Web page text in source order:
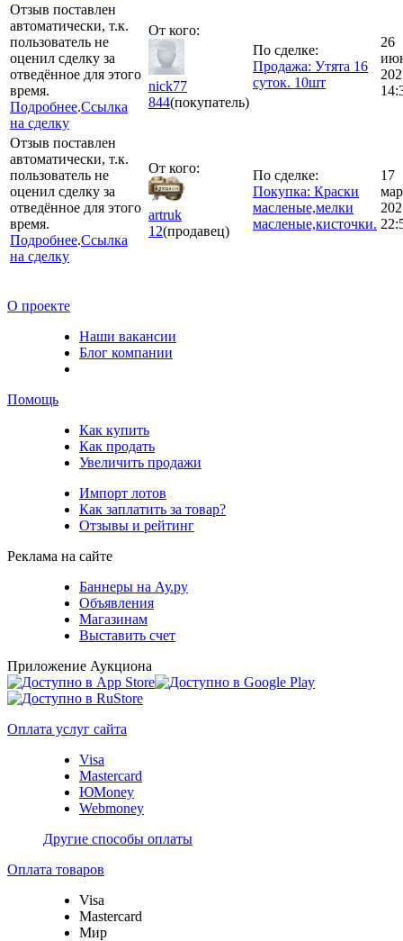
Отзыв поставлен
автоматически, т.к.
пользователь не
оценил сделку за
отведённое для этого
время.
Подробнее.Ссылка
на сделку
От кого:
nick77
844(покупатель)
По сделке:
Продажа: Утята 16
суток. 10шт
26
Отзыв поставлен
автоматически, т.к.
пользователь не
оценил сделку за
отведённое для этого
время.
Подробнее.Ссылка
на сделку
От кого:
artruk
12(продавец)
По сделке:
Покупка: Краски
масленые,мелки
масленые,кисточки.
17
О проекте
Наши вакансии
Блог компании
Помощь
Как купить
Как продать
Увеличить продажи
Импорт лотов
Как заплатить за товар?
Отзывы и рейтинг
Реклама на сайте
Баннеры на Ау.ру
Объявления
Магазинам
Выставить счет
Приложение Аукциона
Оплата услуг сайта
Visa
Mastercard
ЮMoney
Webmoney
Другие способы оплаты
Оплата товаров
Visa
Mastercard
Мир